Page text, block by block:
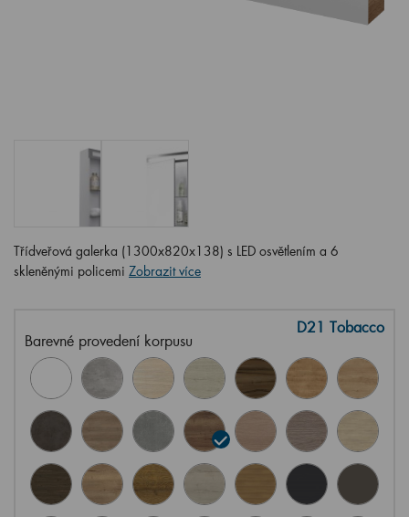
Třídveřová galerka (1300x820x138) s LED osvětlením a 6
skleněnými policemi Zobrazit více
Barevné provedení korpusu
D21 Tobacco